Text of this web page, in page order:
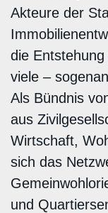
Akteure der
die
viele –
Als Bündnis
aus
Wirtschaft,
sich das
und